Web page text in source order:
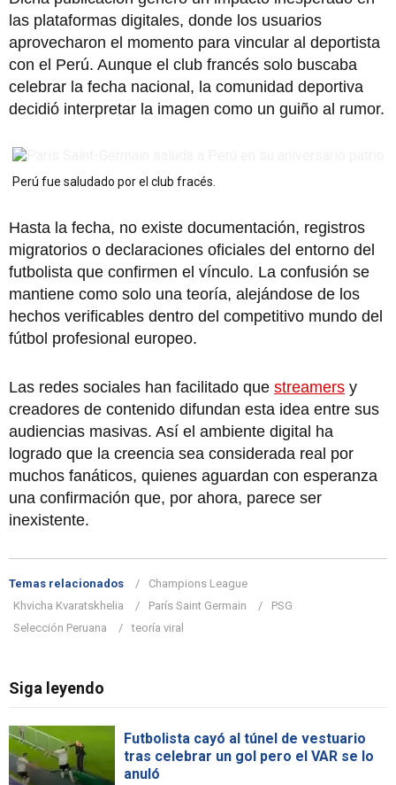
las plataformas digitales, donde los usuarios
aprovecharon el momento para vincular al deportista
con el Perú. Aunque el club francés solo buscaba
celebrar la fecha nacional, la comunidad deportiva
decidió interpretar la imagen como un guiño al rumor.
Perú fue saludado por el club fracés.
Hasta la fecha, no existe documentación, registros
migratorios o declaraciones oficiales del entorno del
futbolista que confirmen el vínculo. La confusión se
mantiene como solo una teoría, alejándose de los
hechos verificables dentro del competitivo mundo del
fútbol profesional europeo.
Las redes sociales han facilitado que streamers y
creadores de contenido difundan esta idea entre sus
audiencias masivas. Así el ambiente digital ha
logrado que la creencia sea considerada real por
muchos fanáticos, quienes aguardan con esperanza
una confirmación que, por ahora, parece ser
inexistente.
Temas relacionados
Champions League
Khvicha Kvaratskhelia
París Saint Germain
PSG
Selección Peruana
teoría viral
Siga leyendo
Futbolista cayó al túnel de vestuario
tras celebrar un gol pero el VAR se lo
anuló